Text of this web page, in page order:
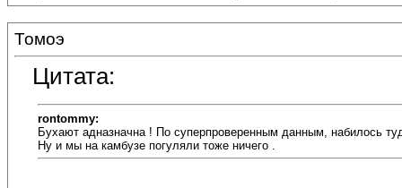
Томоэ
Цитата:
rontommy:
Бухают адназначна ! По суперпроверенным данным, набилось
Ну и мы на камбузе погуляли тоже ничего .